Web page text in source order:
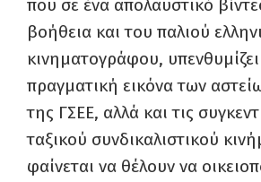
που σε ένα απολαυστικό
βοήθεια και του παλιού
κινηματογράφου,
πραγματική εικόνα των
της ΓΣΕΕ, αλλά και τις
ταξικού συνδικαλιστικού
φαίνεται να θέλουν να